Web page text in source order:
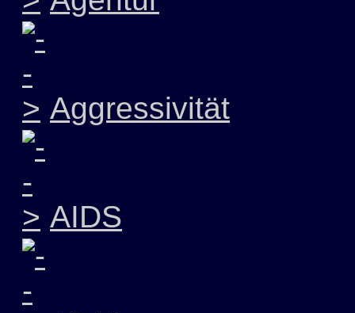
Aggressivität
AIDS